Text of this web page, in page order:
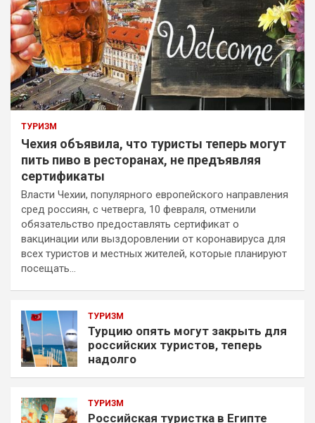
ТУРИЗМ
Чехия объявила, что туристы теперь могут
пить пиво в ресторанах, не предъявляя
сертификаты
Власти Чехии, популярного европейского направления
сред россиян, с четверга, 10 февраля, отменили
обязательство предоставлять сертификат о
вакцинации или выздоровлении от коронавируса для
всех туристов и местных жителей, которые планируют
посещать…
ТУРИЗМ
Турцию опять могут закрыть для
российских туристов, теперь
надолго
ТУРИЗМ
Российская туристка в Египте